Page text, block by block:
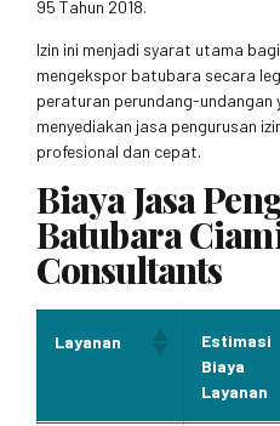
95 Tahun 2018.
Izin ini menjadi syarat utama
mengekspor batubara secara
peraturan perundang-undangan
menyediakan jasa pengurusan
profesional dan cepat.
Biaya Jasa
Batubara
Consultants
Layanan
Estimasi
Biaya
Layanan